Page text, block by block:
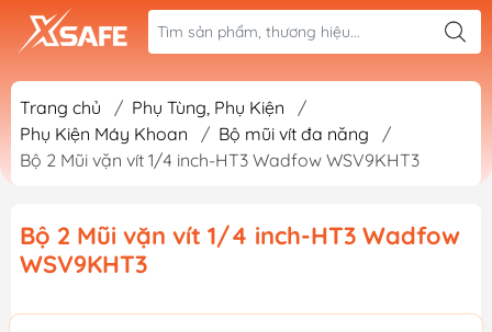
Trang chủ / Phụ Tùng, Phụ Kiện
/
Phụ Kiện Máy Khoan
/ Bộ mũi vít đa năng
/
Bộ 2 Mũi vặn vít 1/4 inch-HT3 Wadfow WSV9KHT3
Bộ 2 Mũi vặn vít 1/4 inch-HT3 Wadfow
WSV9KHT3